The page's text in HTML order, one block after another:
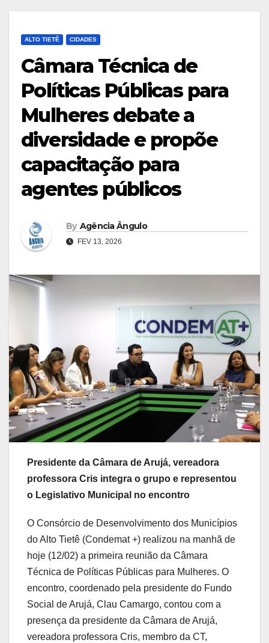
ALTO TIETÊ CIDADES
Câmara Técnica de
Políticas Públicas para
Mulheres debate a
diversidade e propõe
capacitação para
agentes públicos
By Agência Ângulo
FEV 13, 2026
Presidente da Câmara de Arujá, vereadora
professora Cris integra o grupo e representou
o Legislativo Municipal no encontro
O Consórcio de Desenvolvimento dos Municípios
do Alto Tietê (Condemat +) realizou na manhã de
hoje (12/02) a primeira reunião da Câmara
Técnica de Políticas Públicas para Mulheres. O
encontro, coordenado pela presidente do Fundo
Social de Arujá, Clau Camargo, contou com a
presença da presidente da Câmara de Arujá,
vereadora professora Cris, membro da CT,